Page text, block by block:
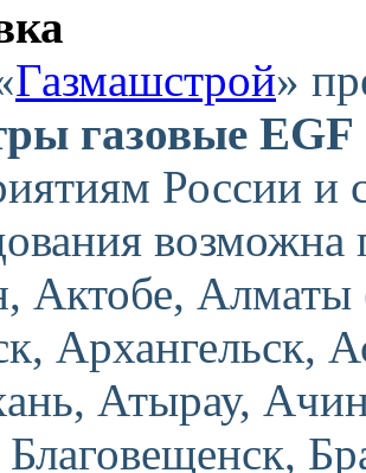
Газмашстрой»
газовые
России и
Актобе,
Атырау,